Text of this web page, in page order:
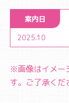
案内日
2025.10
※画像はイメー
す。ご了承くだ